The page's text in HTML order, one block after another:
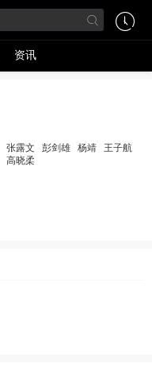
资讯
张露文 彭剑雄 杨靖
王子航
高晓柔